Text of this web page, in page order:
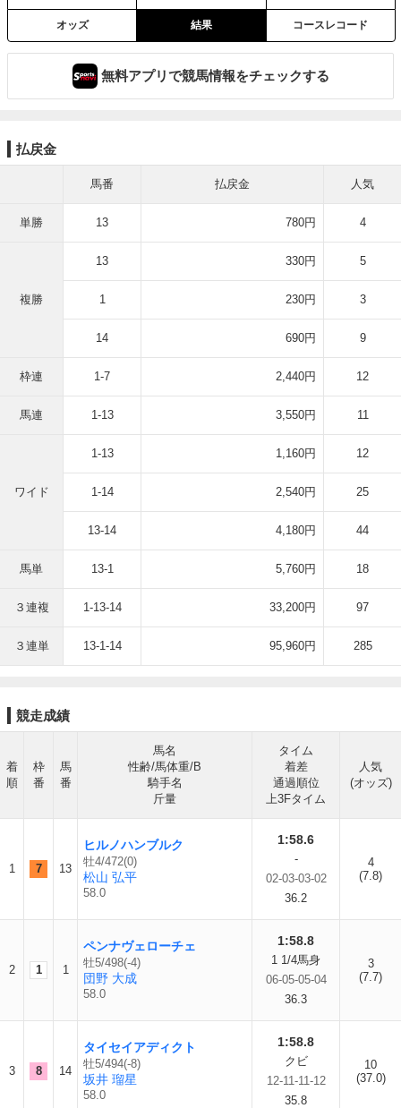
オッズ 結果 コースレコード
無料アプリで競馬情報をチェックする
払戻金
馬番 払戻金 人気
単勝 13 780円 4
複勝
13 330円 5
1 230円 3
14 690円 9
枠連 1-7 2,440円 12
馬連 1-13 3,550円 11
ワイド
1-13 1,160円 12
1-14 2,540円 25
13-14 4,180円 44
馬単 13-1 5,760円 18
３連複 1-13-14 33,200円 97
３連単 13-1-14 95,960円 285
競走成績
着
順
枠
番
馬
番
馬名
性齢/馬体重/B
騎手名
斤量
タイム
着差
通過順位
上3Fタイム
人気
(オッズ)
1 7 13
ヒルノハンブルク
牡4/472(0)
松山 弘平
58.0
1:58.6
-
02-03-03-02
36.2
4
(7.8)
2 1 1
ペンナヴェローチェ
牡5/498(-4)
団野 大成
58.0
1:58.8
1 1/4馬身
06-05-05-04
36.3
3
(7.7)
3 8 14
タイセイアディクト
牡5/494(-8)
坂井 瑠星
58.0
1:58.8
クビ
12-11-11-12
35.8
10
(37.0)